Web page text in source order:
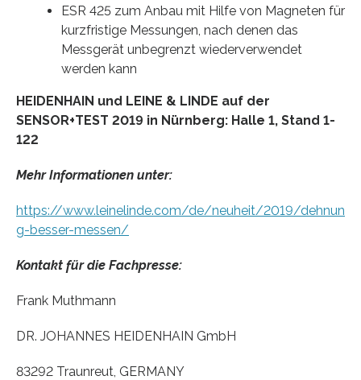
ESR 425 zum Anbau mit Hilfe von Magneten für
kurzfristige Messungen, nach denen das
Messgerät unbegrenzt wiederverwendet
werden kann
HEIDENHAIN und LEINE & LINDE auf der
SENSOR+TEST 2019 in Nürnberg: Halle 1, Stand 1-
122
Mehr Informationen unter:
https://www.leinelinde.com/de/neuheit/2019/dehnun
g-besser-messen/
Kontakt für die Fachpresse:
Frank Muthmann
DR. JOHANNES HEIDENHAIN GmbH
83292 Traunreut, GERMANY